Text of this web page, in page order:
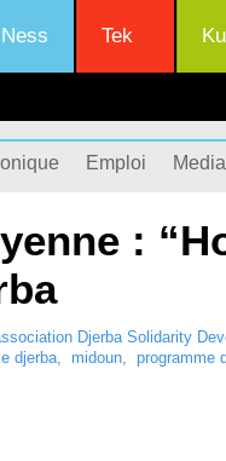
Ness Tek
Emploi
:
Djerba Solidarity
djerba, midoun, programme